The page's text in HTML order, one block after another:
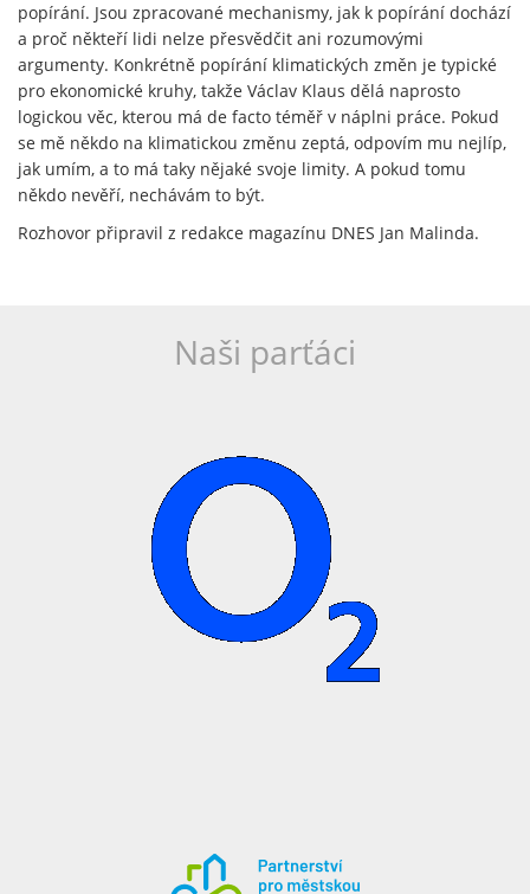
popírání. Jsou zpracované mechanismy, jak k popírání dochází
a proč někteří lidi nelze přesvědčit ani rozumovými
argumenty. Konkrétně popírání klimatických změn je typické
pro ekonomické kruhy, takže Václav Klaus dělá naprosto
logickou věc, kterou má de facto téměř v náplni práce. Pokud
se mě někdo na klimatickou změnu zeptá, odpovím mu nejlíp,
jak umím, a to má taky nějaké svoje limity. A pokud tomu
někdo nevěří, nechávám to být.
Rozhovor připravil z redakce magazínu DNES Jan Malinda.
Naši parťáci